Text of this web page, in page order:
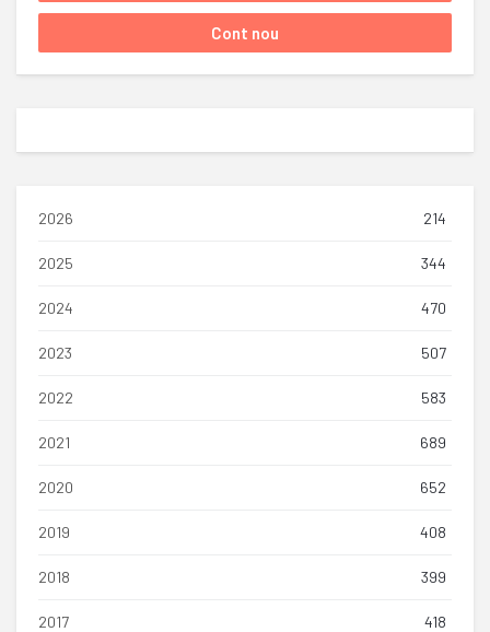
2026 214
2025 344
2024 470
2023 507
2022 583
2021 689
2020 652
2019 408
2018 399
2017 418